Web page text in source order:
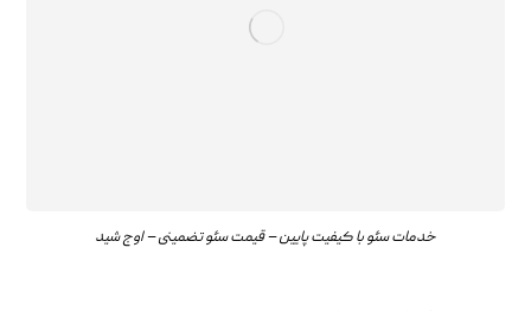
خدمات سئو با کیفیت پایین – قیمت سئو تضمینی – اوج شید